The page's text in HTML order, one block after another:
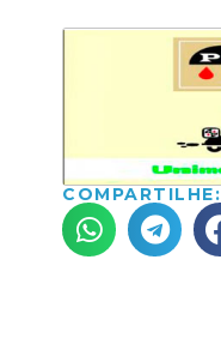
COMPARTILHE: